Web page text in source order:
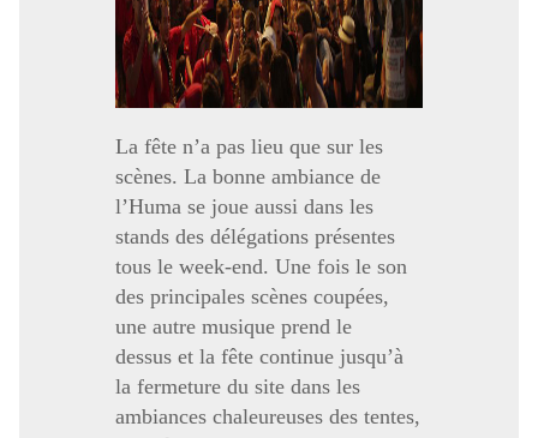
La fête n’a pas lieu que sur les
scènes. La bonne ambiance de
l’Huma se joue aussi dans les
stands des délégations présentes
tous le week-end. Une fois le son
des principales scènes coupées,
une autre musique prend le
dessus et la fête continue jusqu’à
la fermeture du site dans les
ambiances chaleureuses des tentes,